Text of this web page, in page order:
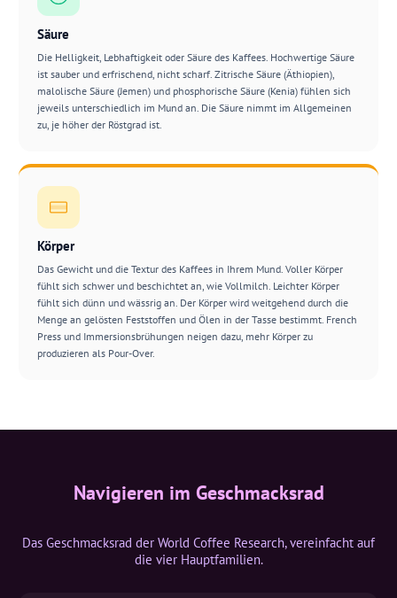
Säure
Die Helligkeit, Lebhaftigkeit oder Säure des Kaffees. Hochwertige Säure
ist sauber und erfrischend, nicht scharf. Zitrische Säure (Äthiopien),
malolische Säure (Jemen) und phosphorische Säure (Kenia) fühlen sich
jeweils unterschiedlich im Mund an. Die Säure nimmt im Allgemeinen
zu, je höher der Röstgrad ist.
Körper
Das Gewicht und die Textur des Kaffees in Ihrem Mund. Voller Körper
fühlt sich schwer und beschichtet an, wie Vollmilch. Leichter Körper
fühlt sich dünn und wässrig an. Der Körper wird weitgehend durch die
Menge an gelösten Feststoffen und Ölen in der Tasse bestimmt. French
Press und Immersionsbrühungen neigen dazu, mehr Körper zu
produzieren als Pour-Over.
Navigieren im Geschmacksrad
Das Geschmacksrad der World Coffee Research, vereinfacht auf
die vier Hauptfamilien.